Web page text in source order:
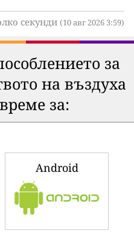
секунди (10 авг 2026 3:59)
за
на въздуха
за:
Android